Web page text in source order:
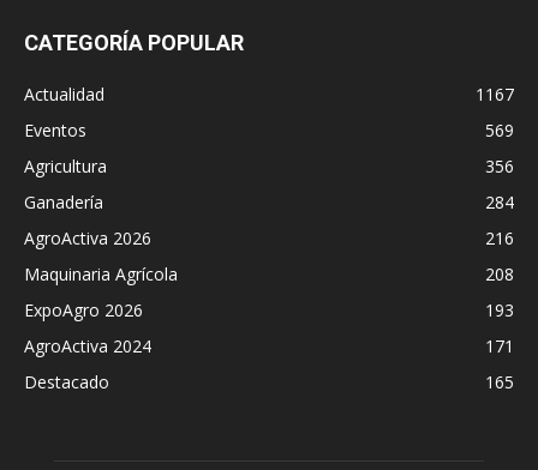
CATEGORÍA POPULAR
Actualidad
1167
Eventos
569
Agricultura
356
Ganadería
284
AgroActiva 2026
216
Maquinaria Agrícola
208
ExpoAgro 2026
193
AgroActiva 2024
171
Destacado
165